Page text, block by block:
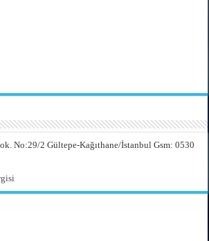
No:29/2 Gültepe-Kağıthane/İstanbul Gsm: 0530